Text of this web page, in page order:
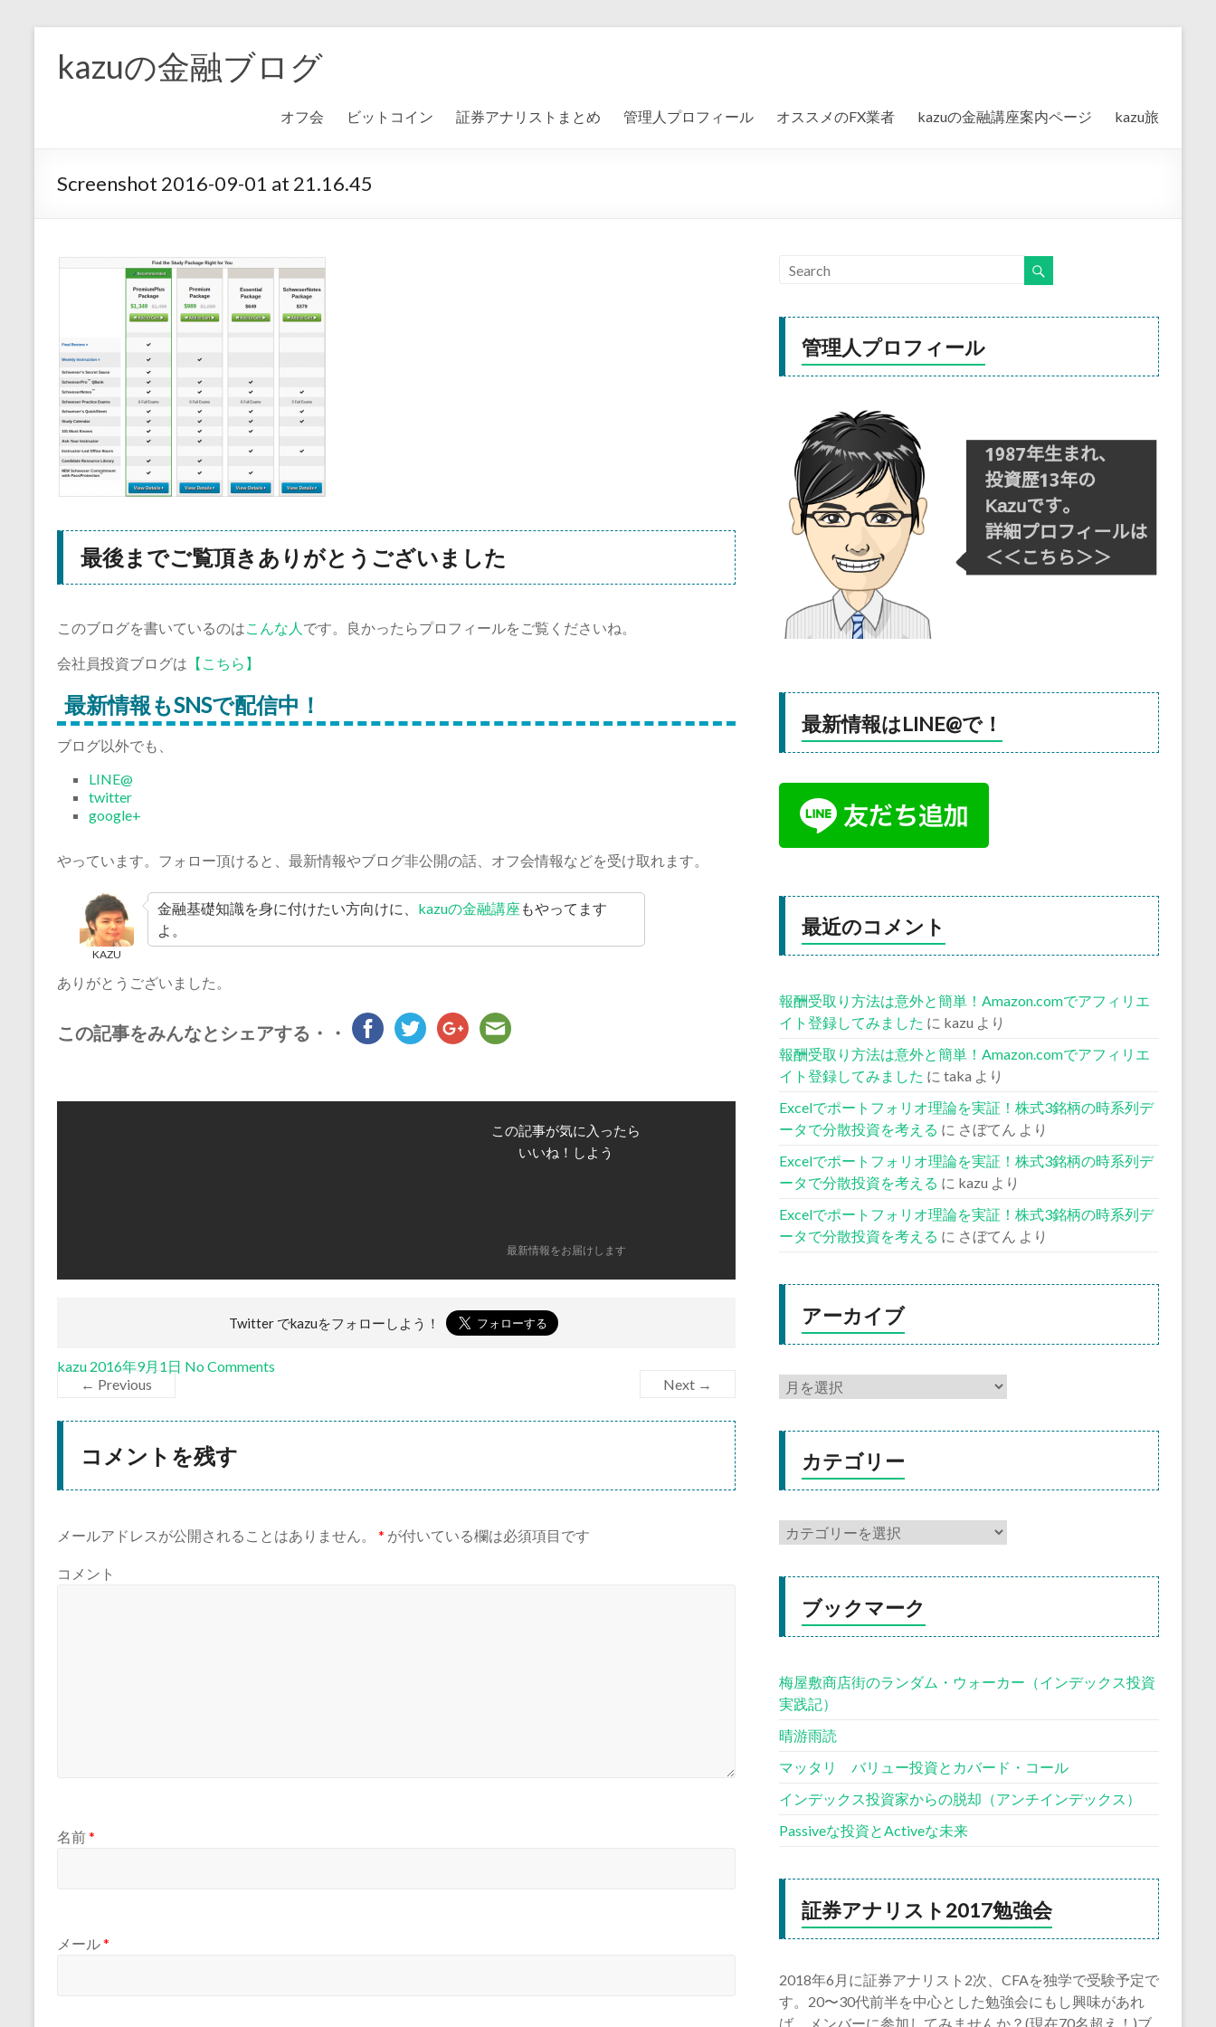
kazuの金融ブログ
オフ会 ビットコイン 証券アナリストまとめ 管理人プロフィール オススメのFX業者 kazuの金融講座案内ページ kazu旅
Screenshot 2016-09-01 at 21.16.45
最後までご覧頂きありがとうございました
このブログを書いているのはこんな人 です。良かったらプロフィールをご覧くださいね。
会社員投資ブログは 【こちら】
最新情報もSNSで配信中！
ブログ以外でも、
LINE@
twitter
google+
やっています。フォロー頂けると、最新情報やブログ非公開の話、オフ会情報などを受け取れます。
KAZU
金融基礎知識を身に付けたい方向けに、 kazuの金融講座 もやってます
よ。
ありがとうございました。
この記事をみんなとシェアする・・
この記事が気に入ったら
いいね！しよう
最新情報をお届けします
Twitter でkazuをフォローしよう！
kazu 2016年9月1日 No Comments
← Previous
Next →
コメントを残す
メールアドレスが公開されることはありません。 * が付いている欄は必須項目です
コメント
名前*
メール*
管理人プロフィール
最新情報はLINE@で！
最近のコメント
報酬受取り方法は意外と簡単！Amazon.comでアフィリエ
イト登録してみました に kazu より
報酬受取り方法は意外と簡単！Amazon.comでアフィリエ
イト登録してみました に taka より
Excelでポートフォリオ理論を実証！株式3銘柄の時系列デ
ータで分散投資を考える に さぼてん より
Excelでポートフォリオ理論を実証！株式3銘柄の時系列デ
ータで分散投資を考える に kazu より
Excelでポートフォリオ理論を実証！株式3銘柄の時系列デ
ータで分散投資を考える に さぼてん より
アーカイブ
カテゴリー
ブックマーク
梅屋敷商店街のランダム・ウォーカー（インデックス投資
実践記）
晴游雨読
マッタリ バリュー投資とカバード・コール
インデックス投資家からの脱却（アンチインデックス）
Passiveな投資とActiveな未来
証券アナリスト2017勉強会
2018年6月に証券アナリスト2次、CFAを独学で受験予定で
す。20〜30代前半を中心とした勉強会にもし興味があれ
ば、メンバーに参加してみませんか？(現在70名超え！)ブ